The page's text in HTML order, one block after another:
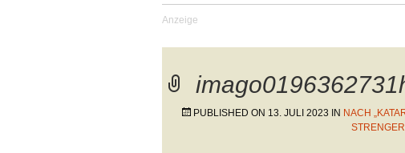
PUBLISHED ON 13. JULI 2023 IN NACH